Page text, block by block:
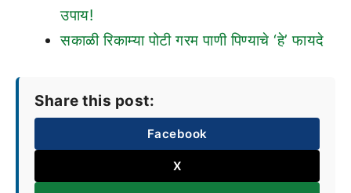
उपाय!
सकाळी रिकाम्या पोटी गरम पाणी पिण्याचे ‘हे’ फायदे
Share this post:
Facebook
X